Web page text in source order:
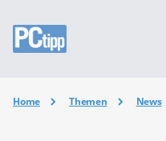
Home Themen News